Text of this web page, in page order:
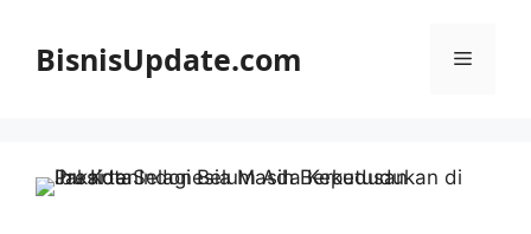
BisnisUpdate.com Menu